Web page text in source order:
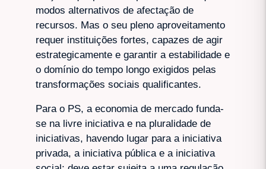
modos alternativos de afectação de
recursos. Mas o seu pleno aproveitamento
requer instituições fortes, capazes de agir
estrategicamente e garantir a estabilidade e
o domínio do tempo longo exigidos pelas
transformações sociais qualificantes.
Para o PS, a economia de mercado funda-
se na livre iniciativa e na pluralidade de
iniciativas, havendo lugar para a iniciativa
privada, a iniciativa pública e a iniciativa